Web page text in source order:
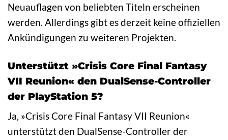
Neuauflagen von beliebten Titeln erscheinen
werden. Allerdings gibt es derzeit keine offiziellen
Ankündigungen zu weiteren Projekten.
Unterstützt »Crisis Core Final Fantasy
VII Reunion« den DualSense-Controller
der PlayStation 5?
Ja, »Crisis Core Final Fantasy VII Reunion«
unterstützt den DualSense-Controller der